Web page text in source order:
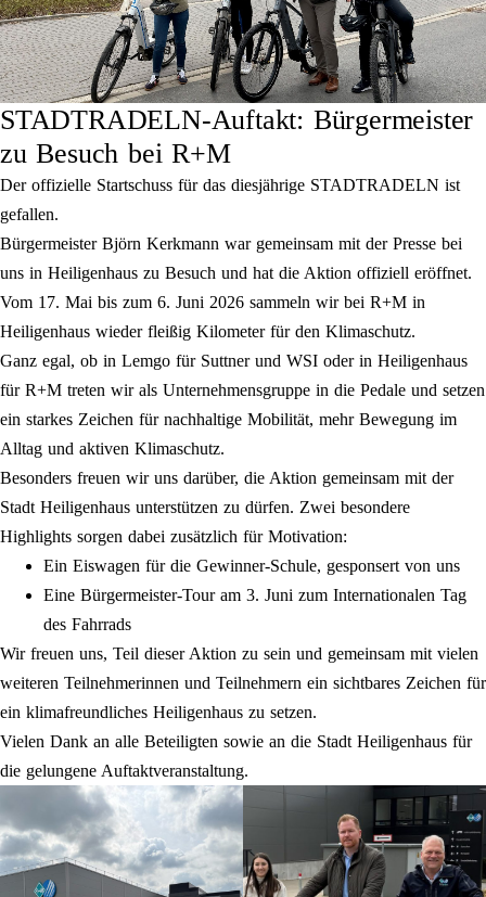
STADTRADELN-Auftakt: Bürgermeister
zu Besuch bei R+M
Der offizielle Startschuss für das diesjährige STADTRADELN ist
gefallen.
Bürgermeister Björn Kerkmann war gemeinsam mit der Presse bei
uns in Heiligenhaus zu Besuch und hat die Aktion offiziell eröffnet.
Vom 17. Mai bis zum 6. Juni 2026 sammeln wir bei R+M in
Heiligenhaus wieder fleißig Kilometer für den Klimaschutz.
Ganz egal, ob in Lemgo für Suttner und WSI oder in Heiligenhaus
für R+M treten wir als Unternehmensgruppe in die Pedale und setzen
ein starkes Zeichen für nachhaltige Mobilität, mehr Bewegung im
Alltag und aktiven Klimaschutz.
Besonders freuen wir uns darüber, die Aktion gemeinsam mit der
Stadt Heiligenhaus unterstützen zu dürfen. Zwei besondere
Highlights sorgen dabei zusätzlich für Motivation:
Ein Eiswagen für die Gewinner-Schule, gesponsert von uns
Eine Bürgermeister-Tour am 3. Juni zum Internationalen Tag
des Fahrrads
Wir freuen uns, Teil dieser Aktion zu sein und gemeinsam mit vielen
weiteren Teilnehmerinnen und Teilnehmern ein sichtbares Zeichen für
ein klimafreundliches Heiligenhaus zu setzen.
Vielen Dank an alle Beteiligten sowie an die Stadt Heiligenhaus für
die gelungene Auftaktveranstaltung.